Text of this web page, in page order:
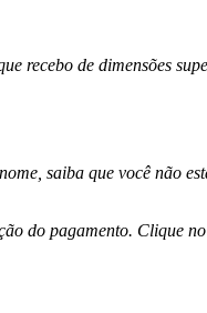
recebo de dimensões
saiba que você não
do pagamento. Clique